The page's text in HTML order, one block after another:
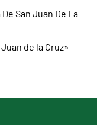
San Juan De La
de la Cruz»